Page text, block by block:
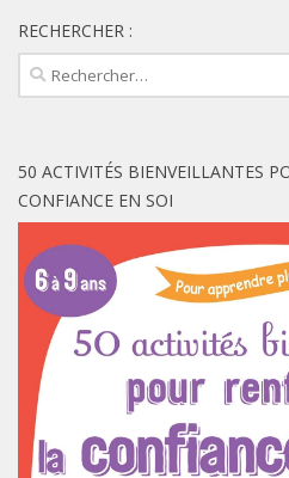
RECHERCHER :
Rechercher :
50 ACTIVITÉS BIENVEILLANTES
CONFIANCE EN SOI